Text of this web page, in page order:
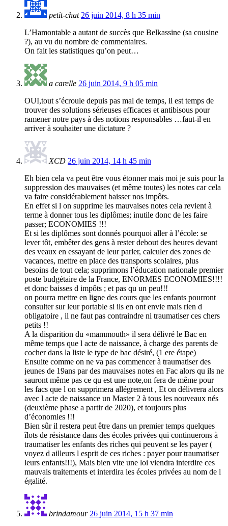
petit-chat 26 juin 2014, 8 h 35 min
L’Hamontable a autant de succès que Belkassine (sa cousine
?), au vu du nombre de commentaires.
On fait les statistiques qu’on peut…
a carelle 26 juin 2014, 9 h 05 min
OUI,tout s’écroule depuis pas mal de temps, il est temps de
trouver des solutions sérieuses efficaces et antibisous pour
ramener notre pays à des notions responsables …faut-il en
arriver à souhaiter une dictature ?
XCD 26 juin 2014, 14 h 45 min
Eh bien cela va peut être vous étonner mais moi je suis pour la
suppression des mauvaises (et même toutes) les notes car cela
va faire considérablement baisser nos impôts.
En effet si l on supprime les mauvaises notes cela revient à
terme à donner tous les diplômes; inutile donc de les faire
passer; ECONOMIES !!!
Et si les diplômes sont donnés pourquoi aller à l’école: se
lever tôt, embêter des gens à rester debout des heures devant
des veaux en essayant de leur parler, calculer des zones de
vacances, mettre en place des transports scolaires, plus
besoins de tout cela; supprimons l’éducation nationale premier
poste budgétaire de la France, ENORMES ECONOMIES!!!!
et donc baisses d impôts ; et pas qu un peu!!!
on pourra mettre en ligne des cours que les enfants pourront
consulter sur leur portable si ils en ont envie mais rien d
obligatoire , il ne faut pas contraindre ni traumatiser ces chers
petits !!
A la disparition du «mammouth» il sera délivré le Bac en
même temps que l acte de naissance, à charge des parents de
cocher dans la liste le type de bac désiré, (1 ere étape)
Ensuite comme on ne va pas commencer à traumatiser des
jeunes de 19ans par des mauvaises notes en Fac alors qu ils ne
sauront même pas ce qu est une note,on fera de même pour
les facs que l on supprimera allégrement , Et on délivrera alors
avec l acte de naissance un Master 2 à tous les nouveaux nés
(deuxième phase a partir de 2020), et toujours plus
d’économies !!!
Bien sûr il restera peut être dans un premier temps quelques
îlots de résistance dans des écoles privées qui continuerons à
traumatiser les enfants des riches qui peuvent se les payer (
voyez d ailleurs l esprit de ces riches : payer pour traumatiser
leurs enfants!!!), Mais bien vite une loi viendra interdire ces
mauvais traitements et interdira les écoles privées au nom de l
égalité.
brindamour 26 juin 2014, 15 h 37 min